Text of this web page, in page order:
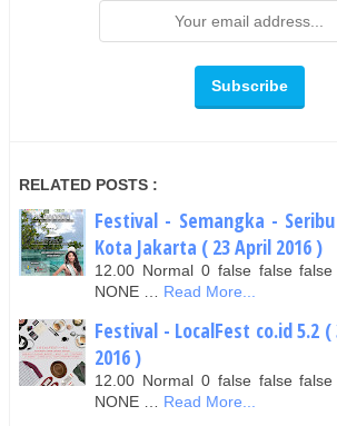
RELATED POSTS :
Festival - Semangka -
Kota Jakarta ( 23 April 2016 )
12.00 Normal 0 false false false
NONE …
Read More...
Festival - LocalFest co.id 5.2
2016 )
12.00 Normal 0 false false false
NONE …
Read More...